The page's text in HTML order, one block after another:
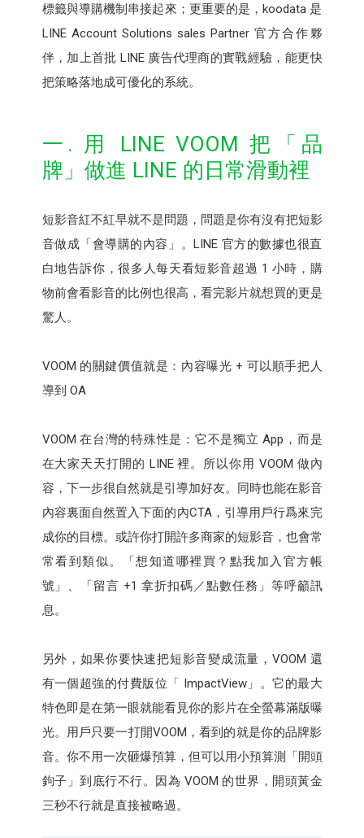
標籤與導購機制串接起來；更重要的是，koodata 是
LINE Account Solutions sales Partner 官方合作夥
伴，加上首批 LINE 廣告代理商的實戰經驗，能更快
把策略落地成可優化的系統。
一. 用 LINE VOOM 把「品
牌」做進 LINE 的日常滑動裡
短影音紅不紅早就不是問題，問題是你有沒有把短影
音做成「會導購的內容」。LINE 官方的數據也很直
白地告訴你，很多人每天看短影音超過 1 小時，購
物前會看影音的比例也很高，看完影片就想買的更是
驚人。
VOOM 的關鍵價值就是：內容曝光 + 可以順手把人
導到 OA
VOOM 在台灣的特殊性是：它不是獨立 App，而是
在大家天天打開的 LINE 裡。所以你用 VOOM 做內
容，下一步很自然就是引導加好友。同時也能在影音
內容裏面自然置入下面的內CTA，引導用戶行爲來完
成你的目標。或許你打開許多商家的短影音，也會常
常看到類似。「想知道哪裡買？點我加入官方帳
號」、「留言 +1 拿折扣碼／點數任務」等呼籲訊
息。
另外，如果你要快速把短影音變成流量，VOOM 還
有一個超強的付費版位「 ImpactView」。它的最大
特色即是在第一眼就能看見你的影片在全螢幕滿版曝
光。用戶只要一打開VOOM，看到的就是你的品牌影
音。你不用一次砸爆預算，但可以用小預算測「開頭
鉤子」到底行不行。因為 VOOM 的世界，開頭黃金
三秒不行就是直接被略過。